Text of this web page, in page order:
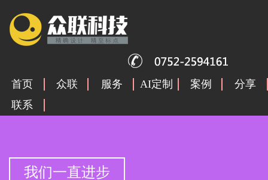
首页 众联 服务 AI定制 案例
分享
联系
我们一直进步